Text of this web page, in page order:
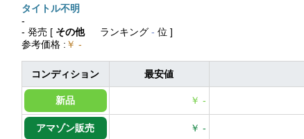
タイトル不明
-
- 発売 [ その他 ランキング - 位 ]
参考価格 : ￥ -
コンディション 最安値
新品 ￥ -
アマゾン販売 ￥ -